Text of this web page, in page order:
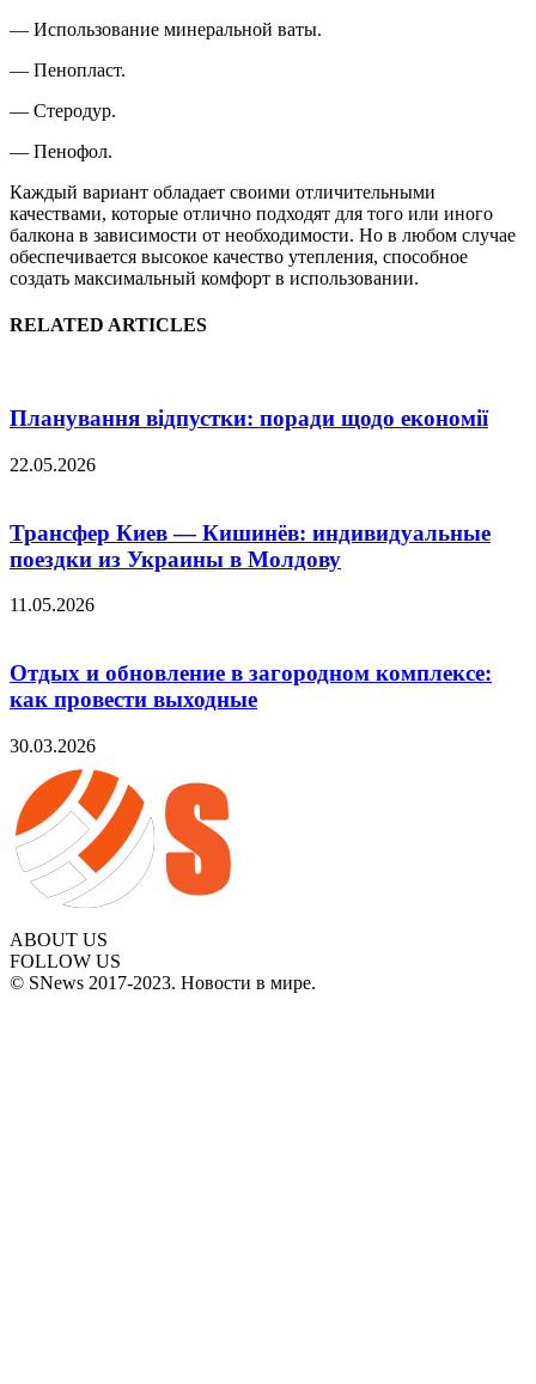
— Использование минеральной ваты.
— Пенопласт.
— Стеродур.
— Пенофол.
Каждый вариант обладает своими отличительными
качествами, которые отлично подходят для того или иного
балкона в зависимости от необходимости. Но в любом случае
обеспечивается высокое качество утепления, способное
создать максимальный комфорт в использовании.
RELATED ARTICLES
Планування відпустки: поради щодо економії
22.05.2026
Трансфер Киев — Кишинёв: индивидуальные
поездки из Украины в Молдову
11.05.2026
Отдых и обновление в загородном комплексе:
как провести выходные
30.03.2026
ABOUT US
FOLLOW US
© SNews 2017-2023. Новости в мире.